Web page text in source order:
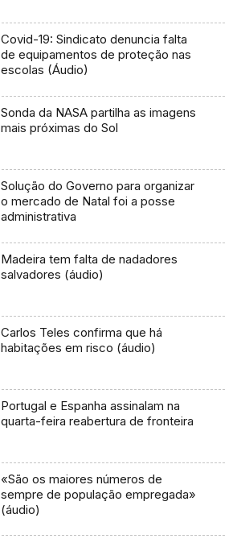
Covid-19: Sindicato denuncia falta
de equipamentos de proteção nas
escolas (Áudio)
Sonda da NASA partilha as imagens
mais próximas do Sol
Solução do Governo para organizar
o mercado de Natal foi a posse
administrativa
Madeira tem falta de nadadores
salvadores (áudio)
Carlos Teles confirma que há
habitações em risco (áudio)
Portugal e Espanha assinalam na
quarta-feira reabertura de fronteira
«São os maiores números de
sempre de população empregada»
(áudio)